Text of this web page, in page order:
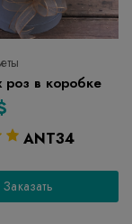
в коробке
ANT34
Заказать